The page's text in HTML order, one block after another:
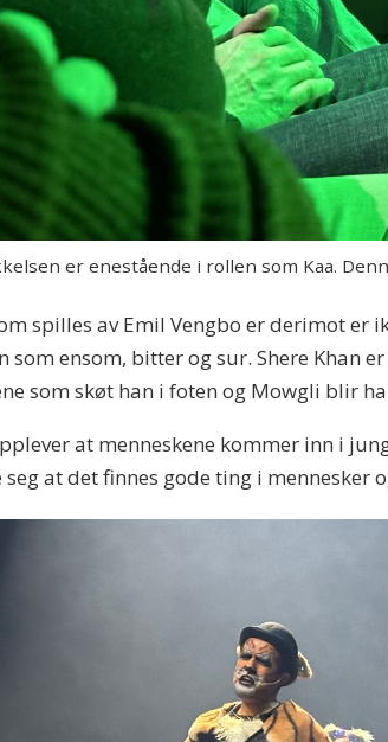
er enestående i rollen som Kaa.
spilles av Emil Vengbo er derimot
som ensom, bitter og sur. Shere Khan
som skøt han i foten og Mowgli blir
at menneskene kommer inn i
at det finnes gode ting i mennesker